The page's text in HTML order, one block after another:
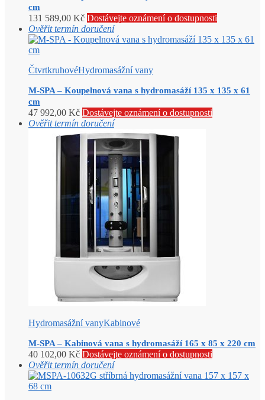
cm
131 589,00 Kč Dostávejte oznámení o dostupnosti
Ověřit termín doručení
ČtvrtkruhovéHydromasážní vany
M-SPA – Koupelnová vana s hydromasáží 135 x 135 x 61
cm
47 992,00 Kč Dostávejte oznámení o dostupnosti
Ověřit termín doručení
Hydromasážní vanyKabinové
M-SPA – Kabinová vana s hydromasáží 165 x 85 x 220 cm
40 102,00 Kč Dostávejte oznámení o dostupnosti
Ověřit termín doručení